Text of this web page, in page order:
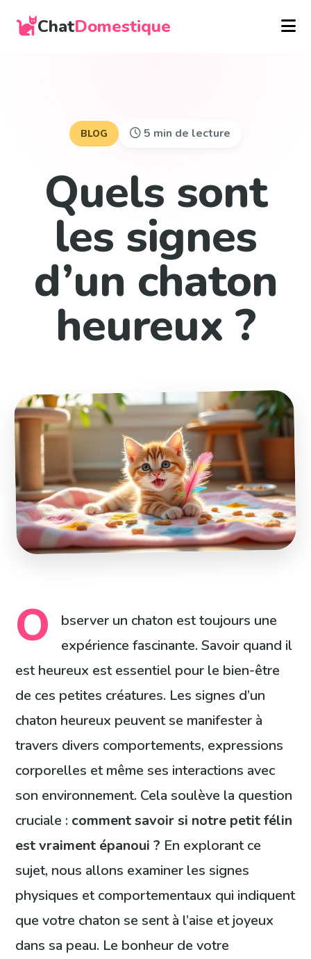
ChatDomestique
BLOG 5 min de lecture
Quels sont
les signes
d’un chaton
heureux ?
O
bserver un chaton est toujours une
expérience fascinante. Savoir quand il
est heureux est essentiel pour le bien-être
de ces petites créatures. Les signes d’un
chaton heureux peuvent se manifester à
travers divers comportements, expressions
corporelles et même ses interactions avec
son environnement. Cela soulève la question
cruciale : comment savoir si notre petit félin
est vraiment épanoui ? En explorant ce
sujet, nous allons examiner les signes
physiques et comportementaux qui indiquent
que votre chaton se sent à l’aise et joyeux
dans sa peau. Le bonheur de votre